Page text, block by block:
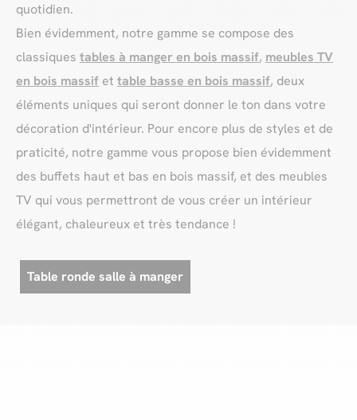
quotidien.
Bien évidemment, notre gamme se compose des
classiques tables à manger en bois massif, meubles TV
en bois massif et table basse en bois massif, deux
éléments uniques qui seront donner le ton dans votre
décoration d'intérieur. Pour encore plus de styles et de
praticité, notre gamme vous propose bien évidemment
des buffets haut et bas en bois massif, et des meubles
TV qui vous permettront de vous créer un intérieur
élégant, chaleureux et très tendance !
Table ronde salle à manger